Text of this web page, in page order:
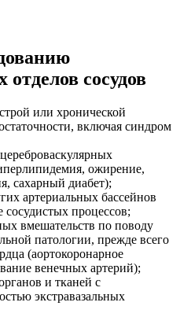
сосудов
или хронической
включая синдром
ожирение,
сахарный диабет);
артериальных бассейнов
сосудистых процессов;
вмешательств по поводу
патологии, прежде всего
(аортокоронарное
венечных артерий);
и тканей с
экстравазальных